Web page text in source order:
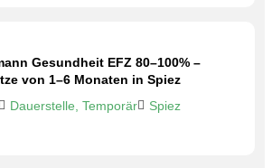
Gesundheit EFZ 80–100% –
von 1–6 Monaten in Spiez
Dauerstelle, Temporär Spiez